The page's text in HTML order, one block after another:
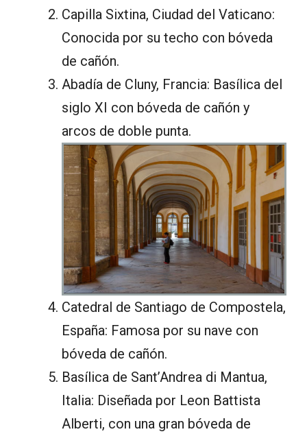
Capilla Sixtina, Ciudad del Vaticano:
Conocida por su techo con bóveda
de cañón.
Abadía de Cluny, Francia: Basílica del
siglo XI con bóveda de cañón y
arcos de doble punta.
Catedral de Santiago de Compostela,
España: Famosa por su nave con
bóveda de cañón.
Basílica de Sant’Andrea di Mantua,
Italia: Diseñada por Leon Battista
Alberti, con una gran bóveda de